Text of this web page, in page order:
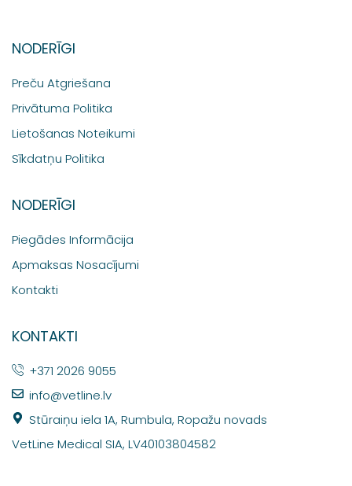
NODERĪGI
Preču Atgriešana
Privātuma Politika
Lietošanas Noteikumi
Sīkdatņu Politika
NODERĪGI
Piegādes Informācija
Apmaksas Nosacījumi
Kontakti
KONTAKTI
+371 2026 9055
info@vetline.lv
Stūraiņu iela 1A, Rumbula, Ropažu novads
VetLine Medical SIA, LV40103804582